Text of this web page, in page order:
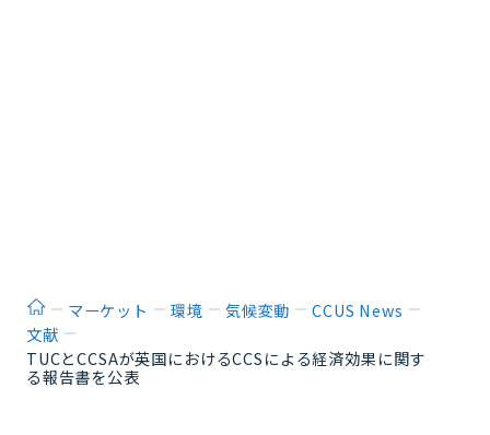
ホームマーケット 環境 気候変動
CCUS News
文献
TUCとCCSAが英国におけるCCSによる経済効果に関す
る報告書を公表